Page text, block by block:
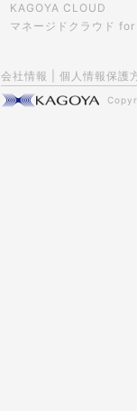
KAGOYA CLOUD
マネージドクラウド for
会社情報 個人情報保護